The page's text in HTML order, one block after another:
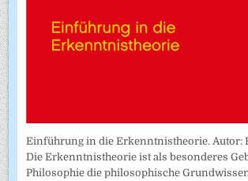
Einführung in die Erkenntnistheorie. Autor:
Die Erkenntnistheorie ist als besonderes
Philosophie die philosophische